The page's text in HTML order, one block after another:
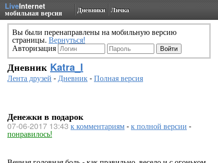
LiveInternet
мобильная версия Дневники Личка
Вы были перенаправлены на мобильную версию
страницы. Вернуться!
Авторизация
Дневник Katra_I
Лента друзей -Дневник-Полная версия
Денежки в подарок
07-06-2017 13:43 к комментариям-к полной версии -
понравилось!